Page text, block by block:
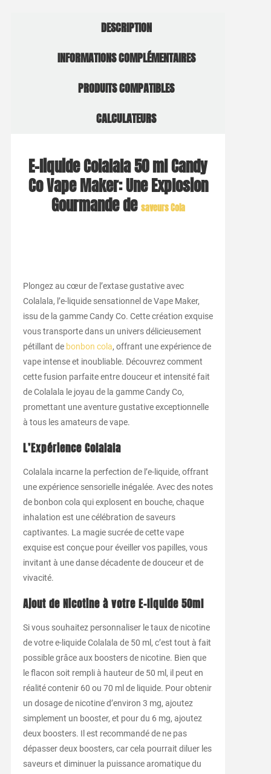
DESCRIPTION
INFORMATIONS COMPLÉMENTAIRES
PRODUITS COMPATIBLES
CALCULATEURS
E-liquide Colalala 50 ml Candy
Co Vape Maker: Une Explosion
Gourmande de saveurs Cola
Plongez au cœur de l’extase gustative avec
Colalala, l’e-liquide sensationnel de Vape Maker,
issu de la gamme Candy Co. Cette création exquise
vous transporte dans un univers délicieusement
pétillant de bonbon cola, offrant une expérience de
vape intense et inoubliable. Découvrez comment
cette fusion parfaite entre douceur et intensité fait
de Colalala le joyau de la gamme Candy Co,
promettant une aventure gustative exceptionnelle
à tous les amateurs de vape.
L’Expérience Colalala
Colalala incarne la perfection de l’e-liquide, offrant
une expérience sensorielle inégalée. Avec des notes
de bonbon cola qui explosent en bouche, chaque
inhalation est une célébration de saveurs
captivantes. La magie sucrée de cette vape
exquise est conçue pour éveiller vos papilles, vous
invitant à une danse décadente de douceur et de
vivacité.
Ajout de Nicotine à votre E-liquide 50ml
Si vous souhaitez personnaliser le taux de nicotine
de votre e-liquide Colalala de 50 ml, c’est tout à fait
possible grâce aux boosters de nicotine. Bien que
le flacon soit rempli à hauteur de 50 ml, il peut en
réalité contenir 60 ou 70 ml de liquide. Pour obtenir
un dosage de nicotine d’environ 3 mg, ajoutez
simplement un booster, et pour du 6 mg, ajoutez
deux boosters. Il est recommandé de ne pas
dépasser deux boosters, car cela pourrait diluer les
saveurs et diminuer la puissance aromatique du